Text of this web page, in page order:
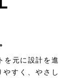
を元に設計を進
やすく、やさし